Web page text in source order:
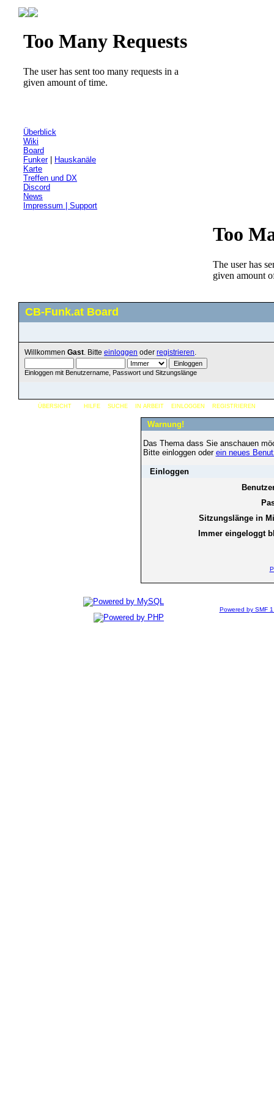
Überblick
Wiki
Board
Funker|
Hauskanäle
Karte
Treffen und DX
Discord
News
Impressum | Support
CB-Funk.at Board
Willkommen Gast . Bitte einloggen oder registrieren
Einloggen mit Benutzername, Passwort und Sitzungslänge
ÜBERSICHT HILFE SUCHE IN ARBEIT EINLOGGEN REGISTRIEREN
Warnung!
Das Thema dass Sie anschauen
Bitte einloggen oder ein neues
Einloggen
Sitzungslänge in
Immer eingeloggt
Powered by SMF